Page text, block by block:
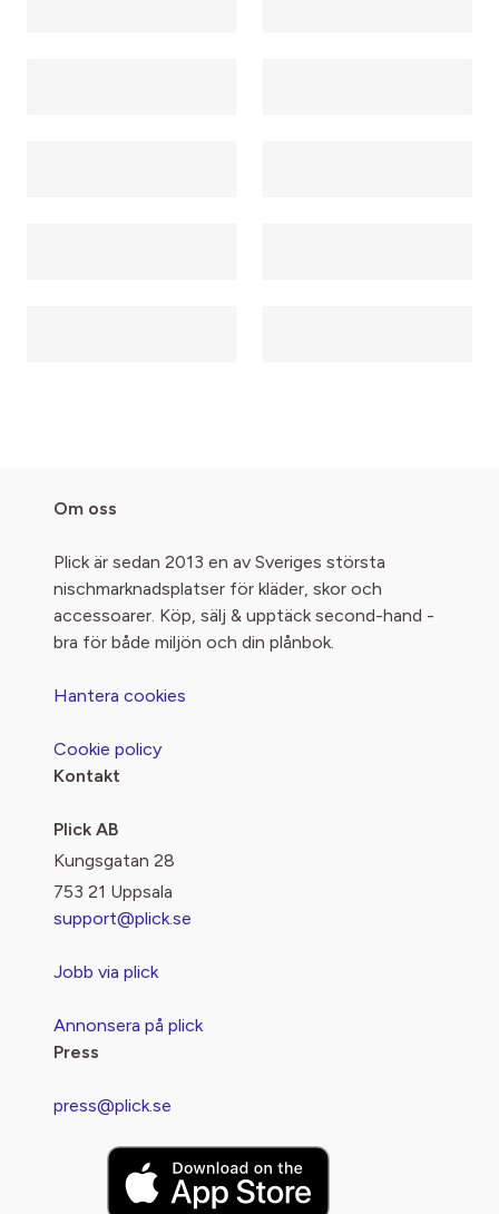
Om oss
Plick är sedan 2013 en av Sveriges största
nischmarknadsplatser för kläder, skor och
accessoarer. Köp, sälj & upptäck second-hand -
bra för både miljön och din plånbok.
Hantera cookies
Cookie policy
Kontakt
Plick AB
Kungsgatan 28
753 21 Uppsala
support@plick.se
Jobb via plick
Annonsera på plick
Press
press@plick.se